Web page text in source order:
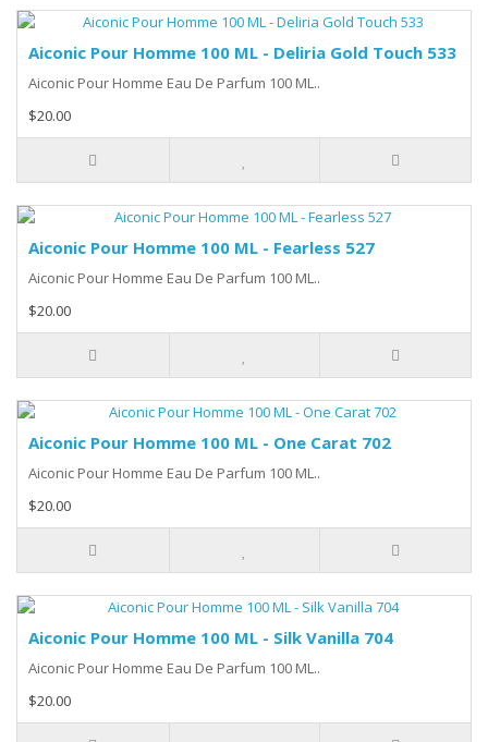
Aiconic Pour Homme 100 ML - Deliria Gold Touch 533
Aiconic Pour Homme Eau De Parfum 100 ML..
$20.00
Aiconic Pour Homme 100 ML - Fearless 527
Aiconic Pour Homme Eau De Parfum 100 ML..
$20.00
Aiconic Pour Homme 100 ML - One Carat 702
Aiconic Pour Homme Eau De Parfum 100 ML..
$20.00
Aiconic Pour Homme 100 ML - Silk Vanilla 704
Aiconic Pour Homme Eau De Parfum 100 ML..
$20.00